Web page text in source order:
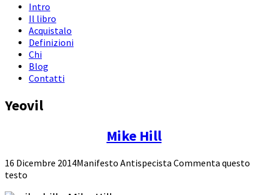
Intro
Il libro
Acquistalo
Definizioni
Chi
Blog
Contatti
Yeovil
Mike Hill
16 Dicembre 2014Manifesto Antispecista Commenta questo
testo